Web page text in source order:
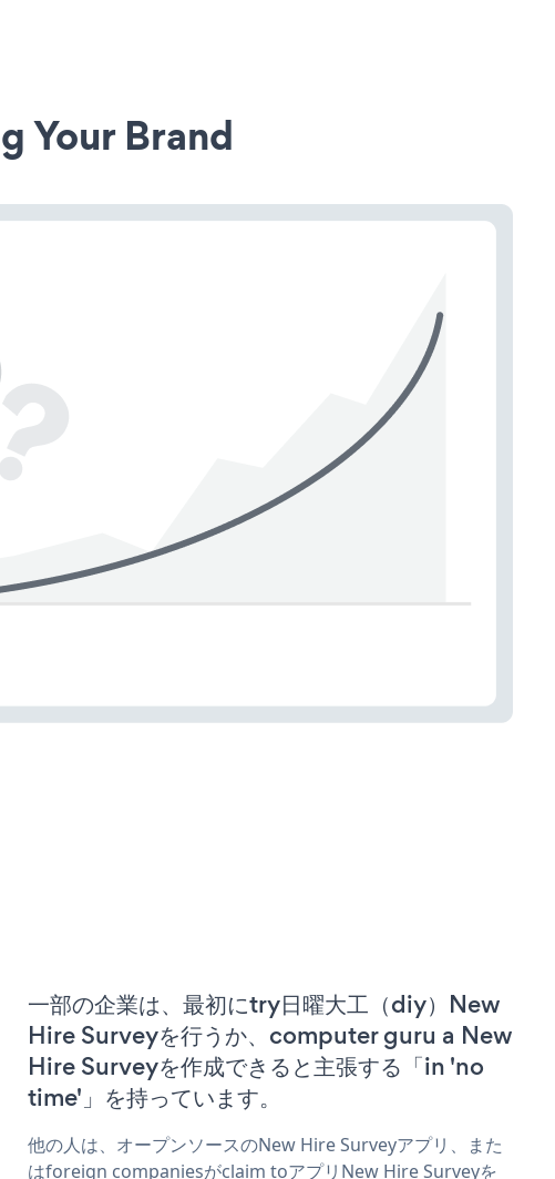
Your Brand
一部の企業は、最初にtry日曜大工（diy）New
Hire Surveyを行うか、computer guru a New
Hire Surveyを作成できると主張する「in 'no
time'」を持っています。
他の人は、オープンソースのNew Hire Surveyアプリ、また
はforeign companiesがclaim toアプリNew Hire Surveyを